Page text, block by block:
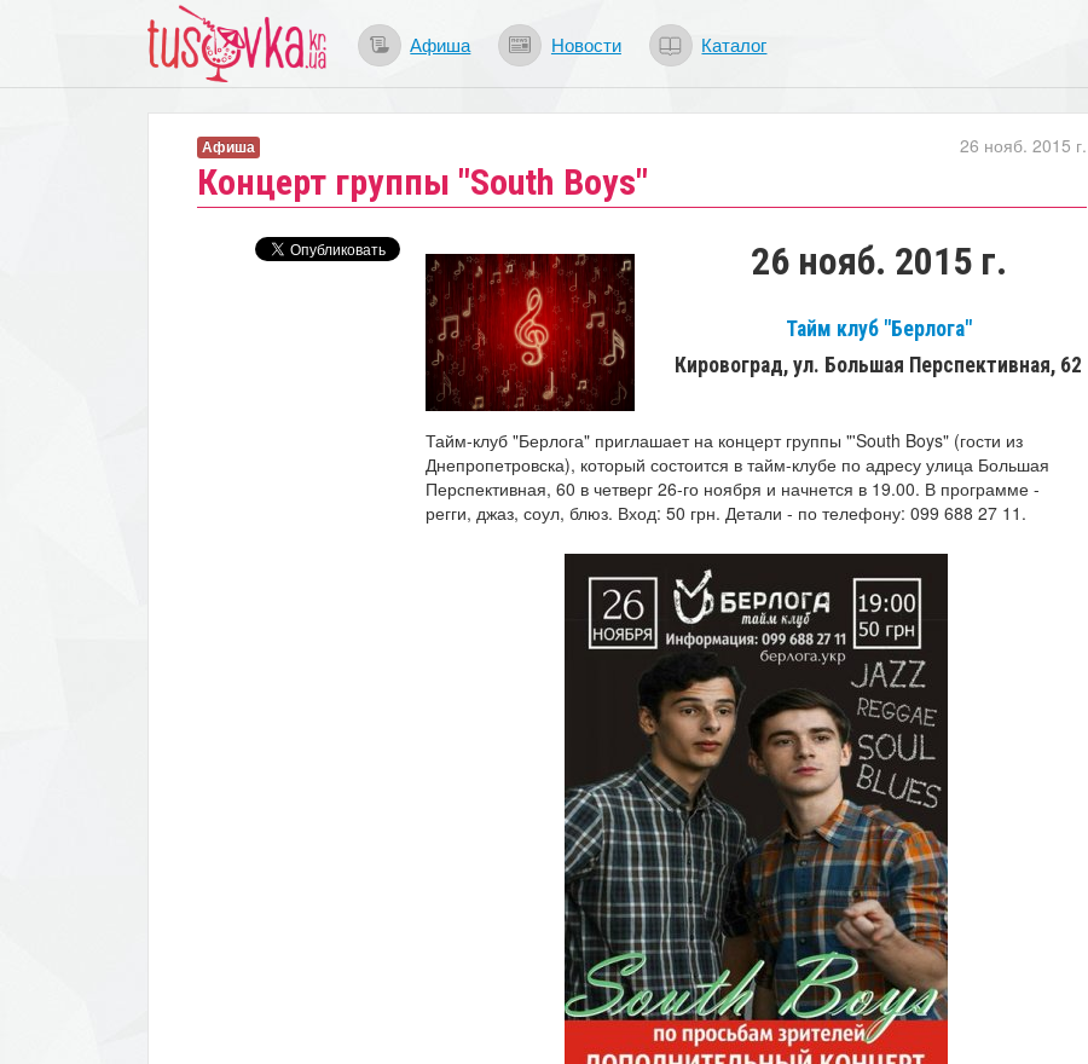
Афиша Новости Каталог
Концерт группы "South Boys"
26 нояб. 2015 г.
Афиша
26 нояб. 2015 г.
Тайм клуб "Берлога"
Кировоград, ул. Большая Перспективная, 62
Тайм-клуб "Берлога" приглашает на концерт группы "'South Boys" (гости из
Днепропетровска), который состоится в тайм-клубе по адресу улица Большая
Перспективная, 60 в четверг 26-го ноября и начнется в 19.00. В программе -
регги, джаз, соул, блюз. Вход: 50 грн. Детали - по телефону: 099 688 27 11.